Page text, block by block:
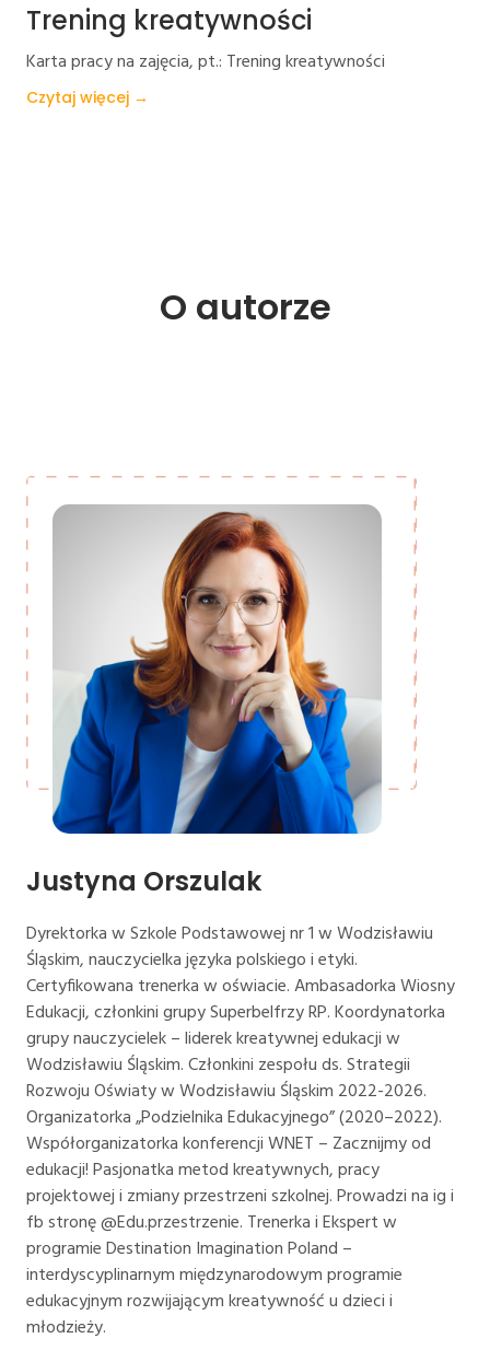
Trening kreatywności
Karta pracy na zajęcia, pt.: Trening kreatywności
Czytaj więcej →
O autorze
Justyna Orszulak
Dyrektorka w Szkole Podstawowej nr 1 w Wodzisławiu
Śląskim, nauczycielka języka polskiego i etyki.
Certyfikowana trenerka w oświacie. Ambasadorka Wiosny
Edukacji, członkini grupy Superbelfrzy RP. Koordynatorka
grupy nauczycielek – liderek kreatywnej edukacji w
Wodzisławiu Śląskim. Członkini zespołu ds. Strategii
Rozwoju Oświaty w Wodzisławiu Śląskim 2022-2026.
Organizatorka „Podzielnika Edukacyjnego” (2020–2022).
Współorganizatorka konferencji WNET – Zacznijmy od
edukacji! Pasjonatka metod kreatywnych, pracy
projektowej i zmiany przestrzeni szkolnej. Prowadzi na ig i
fb stronę @Edu.przestrzenie. Trenerka i Ekspert w
programie Destination Imagination Poland –
interdyscyplinarnym międzynarodowym programie
edukacyjnym rozwijającym kreatywność u dzieci i
młodzieży.